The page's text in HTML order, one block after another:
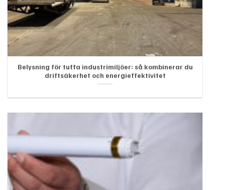
Belysning för tuffa industrimiljöer: så kombinerar du
driftsäkerhet och energieffektivitet